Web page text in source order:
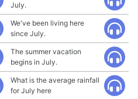
July.
We've been living here
since July.
The summer vacation
begins in July.
What is the average rainfall
for July here